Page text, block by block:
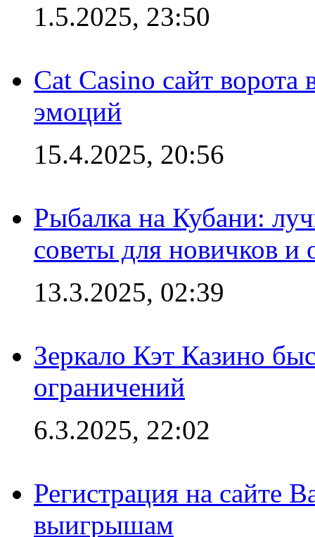
1.5.2025, 23:50
Cat Casino сайт
эмоций
15.4.2025, 20:56
Рыбалка на Кубани:
советы для новичков
13.3.2025, 02:39
Зеркало Кэт Казино
ограничений
6.3.2025, 22:02
Регистрация на сайте
выигрышам